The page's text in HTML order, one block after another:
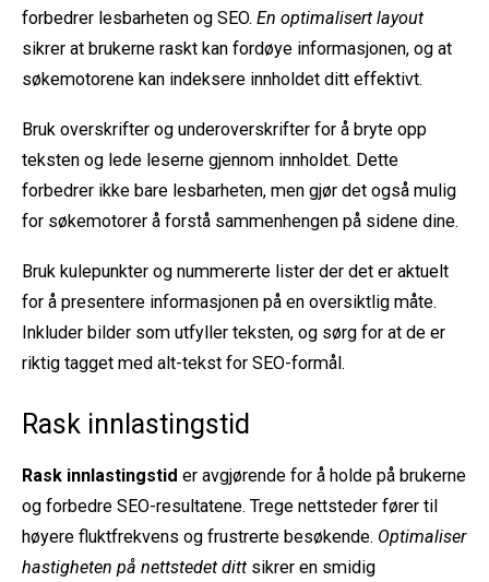
forbedrer lesbarheten og SEO. En optimalisert layout
sikrer at brukerne raskt kan fordøye informasjonen, og at
søkemotorene kan indeksere innholdet ditt effektivt.
Bruk overskrifter og underoverskrifter for å bryte opp
teksten og lede leserne gjennom innholdet. Dette
forbedrer ikke bare lesbarheten, men gjør det også mulig
for søkemotorer å forstå sammenhengen på sidene dine.
Bruk kulepunkter og nummererte lister der det er aktuelt
for å presentere informasjonen på en oversiktlig måte.
Inkluder bilder som utfyller teksten, og sørg for at de er
riktig tagget med alt-tekst for SEO-formål.
Rask innlastingstid
Rask innlastingstid er avgjørende for å holde på brukerne
og forbedre SEO-resultatene. Trege nettsteder fører til
høyere fluktfrekvens og frustrerte besøkende. Optimaliser
hastigheten på nettstedet dittsikrer en smidig